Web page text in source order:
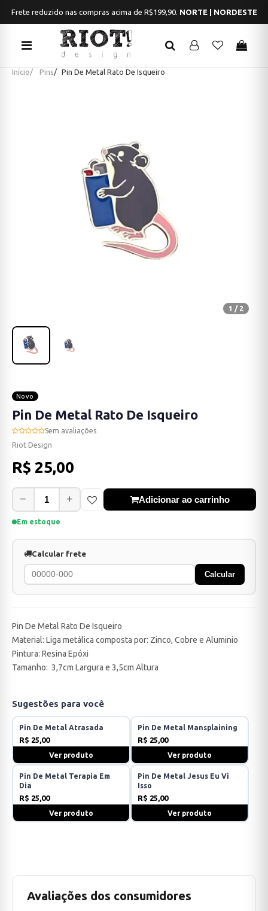
Frete reduzido nas compras acima de R$199,90. NORTE | NORDESTE
Início Pins Pin De Metal Rato De Isqueiro
1 / 2
Novo
Pin De Metal Rato De Isqueiro
Sem avaliações
Riot Design
R$ 25,00
− + Adicionar ao carrinho
Em estoque
Calcular frete
Calcular
Pin De Metal Rato De Isqueiro
Material: Liga metálica composta por: Zinco, Cobre e Aluminio
Pintura: Resina Epóxi
Tamanho: 3,7cm Largura e 3,5cm Altura
Sugestões para você
Pin De Metal Atrasada
R$ 25,00
Ver produto
Pin De Metal Mansplaining
R$ 25,00
Ver produto
Pin De Metal Terapia Em
Dia
R$ 25,00
Ver produto
Pin De Metal Jesus Eu Vi
Isso
R$ 25,00
Ver produto
Avaliações dos consumidores